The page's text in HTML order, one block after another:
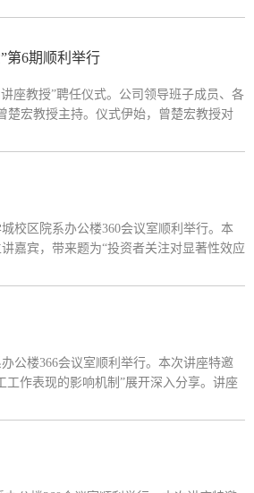
第6期顺利举行
座教授”聘任仪式。公司领导班子成员、各
楚宏教授主持。仪式伊始，曾楚宏教授对
校区院系办公楼360会议室顺利举行。本
嘉宾，带来题为“投资者关注对显著性效应
公楼366会议室顺利举行。本次讲座特邀
作表现的影响机制”展开深入分享。讲座